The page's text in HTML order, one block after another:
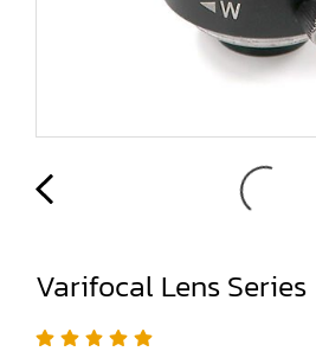
Varifocal Lens Series